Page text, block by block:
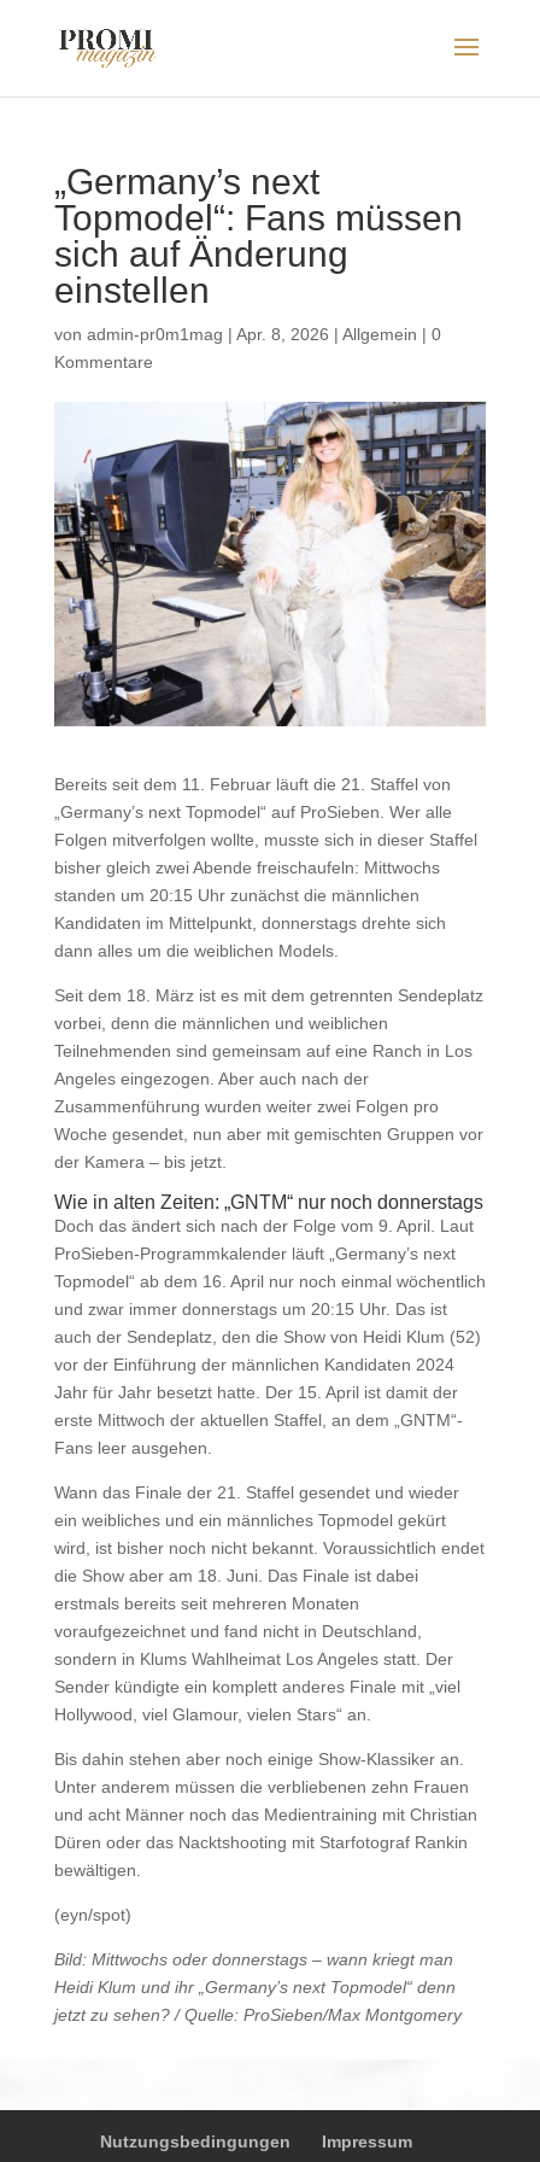
„Germany’s next
Topmodel“: Fans müssen
sich auf Änderung
einstellen
von admin-pr0m1mag | Apr. 8, 2026 | Allgemein | 0
Kommentare
Bereits seit dem 11. Februar läuft die 21. Staffel von
„Germany’s next Topmodel“ auf ProSieben. Wer alle
Folgen mitverfolgen wollte, musste sich in dieser Staffel
bisher gleich zwei Abende freischaufeln: Mittwochs
standen um 20:15 Uhr zunächst die männlichen
Kandidaten im Mittelpunkt, donnerstags drehte sich
dann alles um die weiblichen Models.
Seit dem 18. März ist es mit dem getrennten Sendeplatz
vorbei, denn die männlichen und weiblichen
Teilnehmenden sind gemeinsam auf eine Ranch in Los
Angeles eingezogen. Aber auch nach der
Zusammenführung wurden weiter zwei Folgen pro
Woche gesendet, nun aber mit gemischten Gruppen vor
der Kamera – bis jetzt.
Wie in alten Zeiten: „GNTM“ nur noch donnerstags
Doch das ändert sich nach der Folge vom 9. April. Laut
ProSieben-Programmkalender läuft „Germany’s next
Topmodel“ ab dem 16. April nur noch einmal wöchentlich
und zwar immer donnerstags um 20:15 Uhr. Das ist
auch der Sendeplatz, den die Show von Heidi Klum (52)
vor der Einführung der männlichen Kandidaten 2024
Jahr für Jahr besetzt hatte. Der 15. April ist damit der
erste Mittwoch der aktuellen Staffel, an dem „GNTM“-
Fans leer ausgehen.
Wann das Finale der 21. Staffel gesendet und wieder
ein weibliches und ein männliches Topmodel gekürt
wird, ist bisher noch nicht bekannt. Voraussichtlich endet
die Show aber am 18. Juni. Das Finale ist dabei
erstmals bereits seit mehreren Monaten
voraufgezeichnet und fand nicht in Deutschland,
sondern in Klums Wahlheimat Los Angeles statt. Der
Sender kündigte ein komplett anderes Finale mit „viel
Hollywood, viel Glamour, vielen Stars“ an.
Bis dahin stehen aber noch einige Show-Klassiker an.
Unter anderem müssen die verbliebenen zehn Frauen
und acht Männer noch das Medientraining mit Christian
Düren oder das Nacktshooting mit Starfotograf Rankin
bewältigen.
(eyn/spot)
Bild: Mittwochs oder donnerstags – wann kriegt man
Heidi Klum und ihr „Germany’s next Topmodel“ denn
jetzt zu sehen? / Quelle: ProSieben/Max Montgomery
Nutzungsbedingungen
Impressum